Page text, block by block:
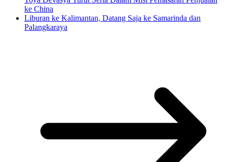
ke China
Liburan ke Kalimantan, Datang Saja ke Samarinda dan
Palangkaraya